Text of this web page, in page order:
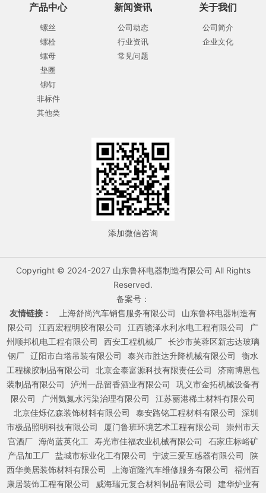
产品中心
螺丝
螺栓
螺母
垫圈
铆钉
非标件
其他类
新闻资讯
公司动态
行业资讯
常见问题
关于我们
公司简介
企业文化
添加微信咨询
Copyright © 2024-2027 山东鲁杯电器制造有限公司 All Rights
Reserved.
备案号：
友情链接：
上海舒尚汽车销售服务有限公司
山东鲁杯电器制造有
限公司
江西宏程明胶有限公司 江西赣泽水利水电工程有限公司
广
州顺邦机电工程有限公司
西安工程机械厂 长沙市芙蓉区新志达玻璃
钢厂 辽阳市白塔吊装有限公司 泰兴市胜达升降机械有限公司
衡水
工程橡胶制品有限公司
北京金泰富源科技有限责任公司
济南博恩包
装制品有限公司
泸州一品留香酒业有限公司
巩义市金拓机械设备有
限公司
广州氨氮水污染治理有限公司
江苏丽港稀土材料有限公司
北京佳烁亿森装饰材料有限公司
泰安路铭工程材料有限公司
深圳
市极品照明科技有限公司
厦门鲁班环境艺术工程有限公司
崇州市天
宫酒厂 海尚蓝英化工 寿光市佳福农业机械有限公司
石家庄标峪矿
产品加工厂 盐城市标业化工有限公司 宁波三爱互感器有限公司
陕
西华美居装饰材料有限公司
上海谊隆汽车维修服务有限公司
福州百
康居装饰工程有限公司
威海瑞元复合材料制品有限公司
建华炉业有